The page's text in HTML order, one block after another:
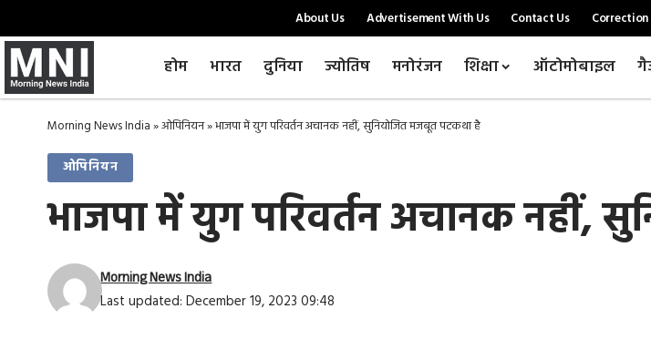
About Us Advertisement With Us Contact Us
होम भारत दुनिया ज्योतिष मनोरंजन शिक्षा ऑटोमोबाइल
Morning News India»ओपिनियन»भाजपा में युग परिवर्तन अचानक नहीं, सुनियोजित मजबूत पटकथा है
ओपिनियन
भाजपा में युग परिवर्तन अचानक नहीं,
Last updated: December 19, 2023 09:48
Morning News India